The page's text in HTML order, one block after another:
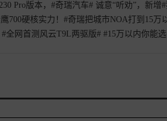
Pro版本，#奇瑞汽车# 诚意“听劝”，新增
700硬核实力！#奇瑞把城市NOA打到15万
全网首测风云T9L两驱版# #15万以内你能